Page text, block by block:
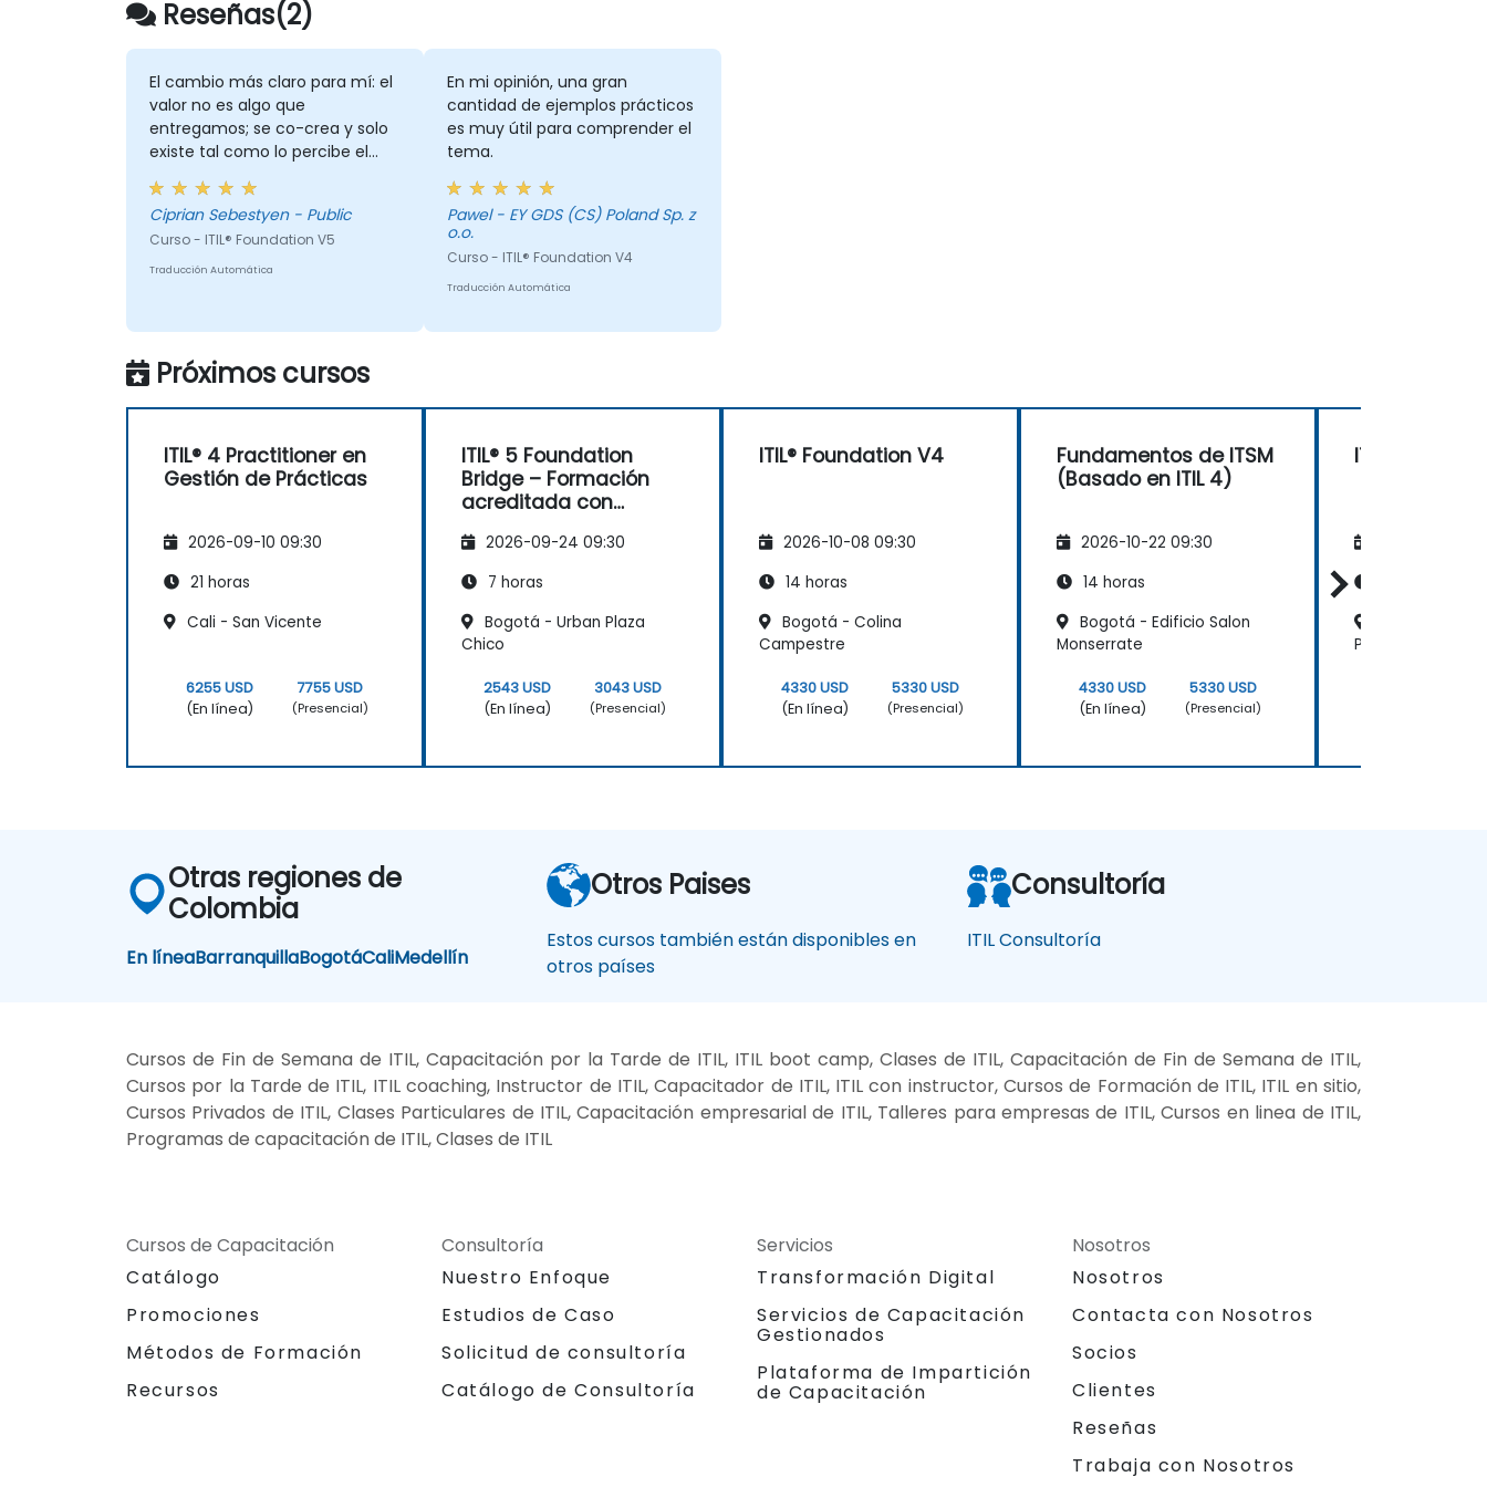
Reseñas(2)
El cambio más claro para mí: el
valor no es algo que
entregamos; se co-crea y solo
existe tal como lo percibe el
cliente, una vez restados los
costos y riesgos que les
imponemos. Esto cambia la
manera en que veo la entrega y
las ventas previas: no
el resultado que buscaba?"
Ciprian Sebestyen - Public
Curso - ITIL® Foundation V5
Traducción Automática
En mi opinión, una gran
cantidad de ejemplos prácticos
es muy útil para comprender el
tema.
Pawel - EY GDS (CS) Poland Sp. z
o.o.
Curso - ITIL® Foundation V4
Traducción Automática
Próximos cursos
ITIL® 4 Practitioner en
Gestión de Prácticas
2026-09-10 09:30
21 horas
Cali - San Vicente
6255 USD
(En línea)
7755 USD
(Presencial)
ITIL® 5 Foundation
Bridge – Formación
acreditada con
certificación
2026-09-24 09:30
7 horas
Bogotá - Urban Plaza
Chico
2543 USD
(En línea)
3043 USD
(Presencial)
ITIL® Foundation V4
2026-10-08 09:30
14 horas
Bogotá - Colina
Campestre
4330 USD
(En línea)
5330 USD
(Presencial)
Fundamentos de ITSM
(Basado en ITIL 4)
2026-10-22 09:30
14 horas
Bogotá - Edificio Salon
Monserrate
4330 USD
(En línea)
5330 USD
(Presencial)
ITIL®
Plaza
Otras regiones de
Colombia
En líneaBarranquillaBogotáCaliMedellín
Otros Paises
Estos cursos también están disponibles en
otros países
Consultoría
ITIL Consultoría
Cursos de Fin de Semana de ITIL, Capacitación por la Tarde de ITIL, ITIL boot camp, Clases de ITIL, Capacitación de Fin de Semana de ITIL,
Cursos por la Tarde de ITIL, ITIL coaching, Instructor de ITIL, Capacitador de ITIL, ITIL con instructor, Cursos de Formación de ITIL, ITIL en sitio,
Cursos Privados de ITIL, Clases Particulares de ITIL, Capacitación empresarial de ITIL, Talleres para empresas de ITIL, Cursos en linea de ITIL,
Programas de capacitación de ITIL, Clases de ITIL
Cursos de Capacitación
Catálogo
Promociones
Métodos de Formación
Recursos
Consultoría
Nuestro Enfoque
Estudios de Caso
Solicitud de consultoría
Catálogo de Consultoría
Servicios
Transformación Digital
Servicios de Capacitación
Gestionados
Plataforma de Impartición
de Capacitación
Nosotros
Nosotros
Contacta con Nosotros
Socios
Clientes
Reseñas
Trabaja con Nosotros